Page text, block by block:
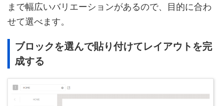
まで幅広いバリエーションがあるので、目的に合わ
せて選べます。
ブロックを選んで貼り付けてレイアウトを完
成する